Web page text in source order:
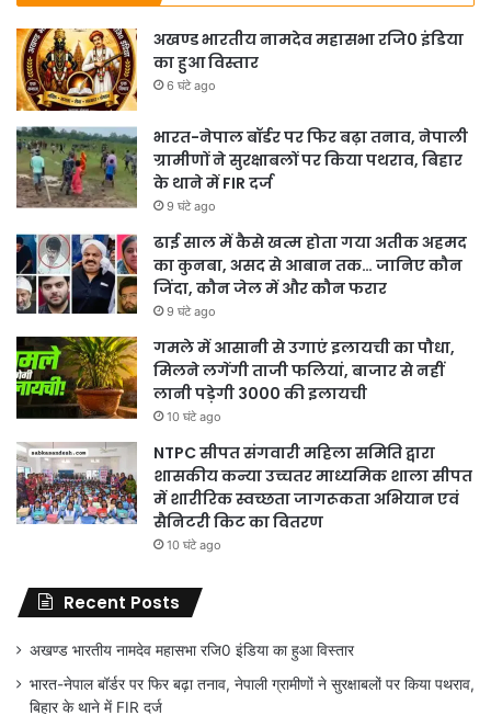
अखण्ड भारतीय नामदेव महासभा रजि0 इंडिया
का हुआ विस्तार
6 घंटे ago
भारत-नेपाल बॉर्डर पर फिर बढ़ा तनाव, नेपाली
ग्रामीणों ने सुरक्षाबलों पर किया पथराव, बिहार
के थाने में FIR दर्ज
9 घंटे ago
ढाई साल में कैसे खत्म होता गया अतीक अहमद
का कुनबा, असद से आबान तक… जानिए कौन
जिंदा, कौन जेल में और कौन फरार
9 घंटे ago
गमले में आसानी से उगाएं इलायची का पौधा,
मिलने लगेंगी ताजी फलियां, बाजार से नहीं
लानी पड़ेगी 3000 की इलायची
10 घंटे ago
NTPC सीपत संगवारी महिला समिति द्वारा
शासकीय कन्या उच्चतर माध्यमिक शाला सीपत
में शारीरिक स्वच्छता जागरूकता अभियान एवं
सैनिटरी किट का वितरण
10 घंटे ago
Recent Posts
अखण्ड भारतीय नामदेव महासभा रजि0 इंडिया का हुआ विस्तार
भारत-नेपाल बॉर्डर पर फिर बढ़ा तनाव, नेपाली ग्रामीणों ने सुरक्षाबलों पर किया पथराव,
बिहार के थाने में FIR दर्ज